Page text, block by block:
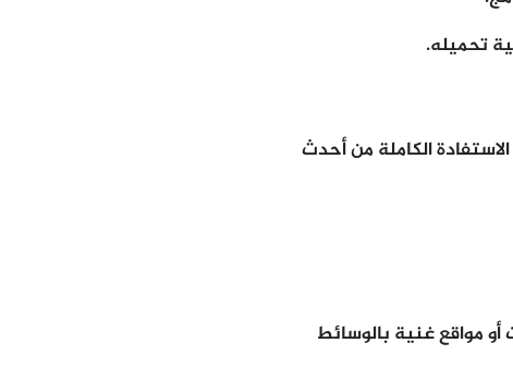
تحميله.
الكاملة من أحدث
مواقع غنية بالوسائط